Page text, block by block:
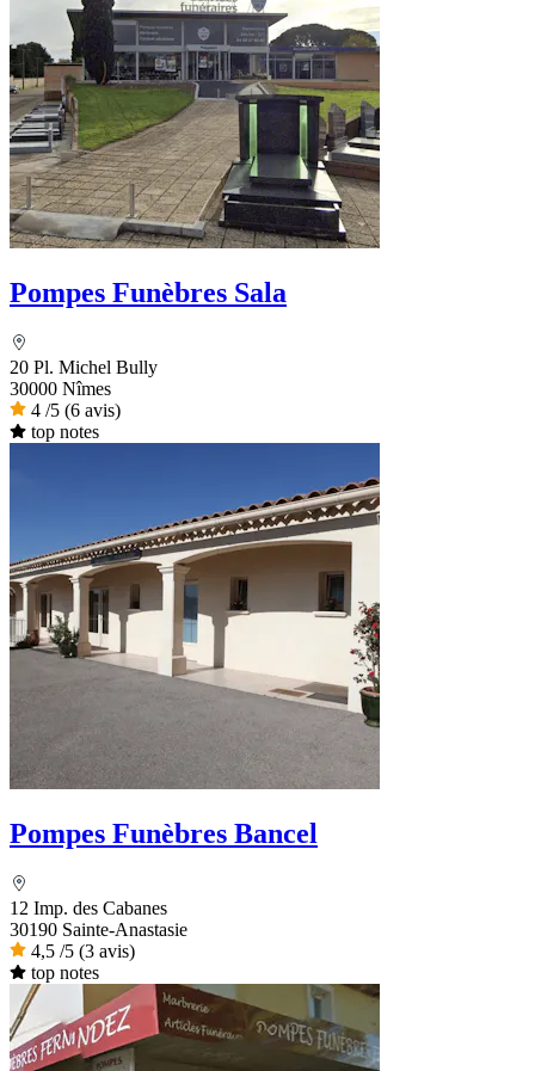
Pompes Funèbres Sala
20 Pl. Michel Bully
30000 Nîmes
4 /5 (6 avis)
top notes
Pompes Funèbres Bancel
12 Imp. des Cabanes
30190 Sainte-Anastasie
4,5 /5 (3 avis)
top notes